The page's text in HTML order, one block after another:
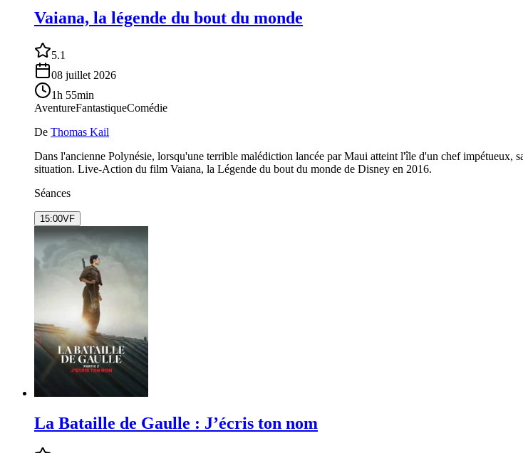
Vaiana, la légende du bout du monde
5.1
08 juillet 2026
1h 55min
AventureFantastiqueComédie
De Thomas Kail
Dans l'ancienne Polynésie, lorsqu'une terrible malédiction lancée par Maui atteint l'île d'un chef impétueux,
situation. Live-Action du film Vaiana, la Légende du bout du monde de Disney en 2016.
Séances
15:00VF
La Bataille de Gaulle : J’écris ton nom